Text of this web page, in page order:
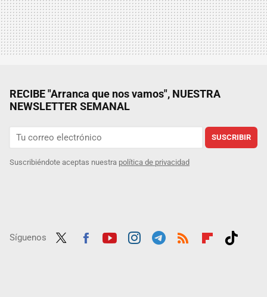
RECIBE "Arranca que nos vamos", NUESTRA
NEWSLETTER SEMANAL
SUSCRIBIR
Suscribiéndote aceptas nuestra política de privacidad
Síguenos